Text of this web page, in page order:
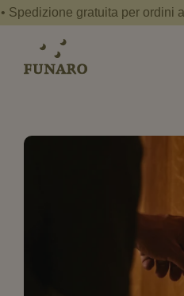
Spedizione
ordini
gratuita per ordini a